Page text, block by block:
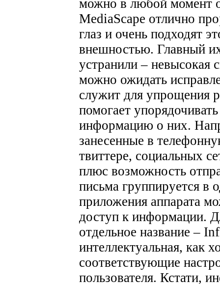
можно в любой момент
MediaScape отлично
глаз и очень подходят
внешностью. Главный
устранили – невысокая
можно ожидать
служит для упрощения
помогает
информацию о них.
занесенные в
твиттере, социальных
плюс возможность
письма группируется в
приложения аппарата
доступ к информации.
отдельное название –
интеллектуальная, как
соответствующие
пользователя. Кстати,